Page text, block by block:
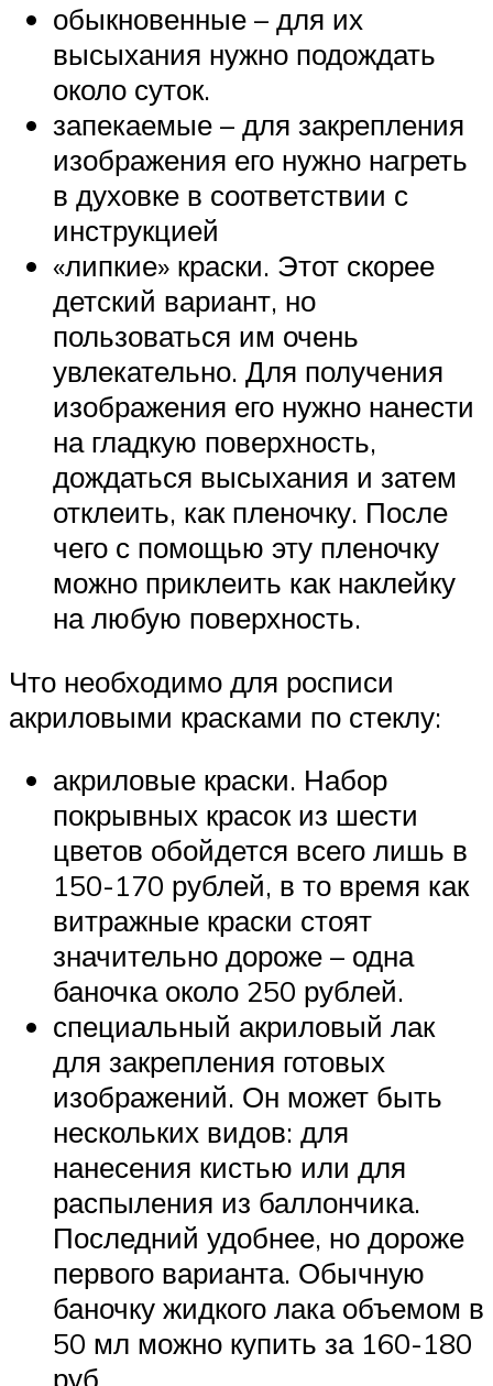
обыкновенные – для их
высыхания нужно подождать
около суток.
запекаемые – для закрепления
изображения его нужно нагреть
в духовке в соответствии с
инструкцией
«липкие» краски. Этот скорее
детский вариант, но
пользоваться им очень
увлекательно. Для получения
изображения его нужно нанести
на гладкую поверхность,
дождаться высыхания и затем
отклеить, как пленочку. После
чего с помощью эту пленочку
можно приклеить как наклейку
на любую поверхность.
Что необходимо для росписи
акриловыми красками по стеклу:
акриловые краски. Набор
покрывных красок из шести
цветов обойдется всего лишь в
150-170 рублей, в то время как
витражные краски стоят
значительно дороже – одна
баночка около 250 рублей.
специальный акриловый лак
для закрепления готовых
изображений. Он может быть
нескольких видов: для
нанесения кистью или для
распыления из баллончика.
Последний удобнее, но дороже
первого варианта. Обычную
баночку жидкого лака объемом в
50 мл можно купить за 160-180
руб.